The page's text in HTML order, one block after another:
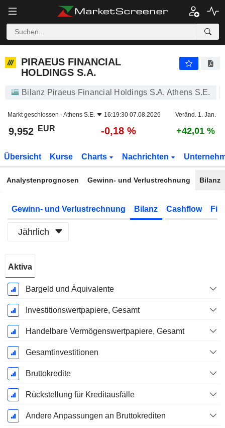
PIRAEUS FINANCIAL
HOLDINGS S.A.
Bilanz Piraeus Financial Holdings S.A. Athens S.E.
Markt geschlossen -Athens S.E. 16:19:30 07.08.2026 Veränd. 1. Jan.
9,952 EUR -0,18 % +42,01 %
Übersicht Kurse Charts Nachrichten
Analystenprognosen Gewinn- und Verlustrechnung Bilanz
Gewinn- und Verlustrechnung Bilanz Cashflow
Jährlich
Geschäftsjahres:
Dezember
Aktiva
Bargeld und Äquivalente
Investitionswertpapiere, Gesamt
Handelbare Vermögenswertpapiere, Gesamt
Gesamtinvestitionen
Bruttokredite
Rückstellung für Kreditausfälle
Andere Anpassungen an Bruttokrediten